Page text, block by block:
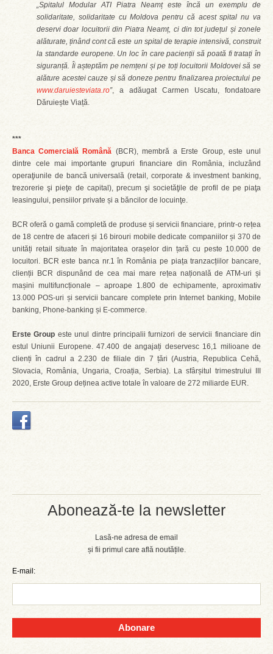
Abonează-te la newsletter
Lasă-ne adresa de email
și fii primul care află noutățile.
E-mail:
Abonare
„Spitalul Modular ATI Piatra Neamț este încă un exemplu de
solidaritate, solidaritate cu Moldova pentru că acest spital nu va
deservi doar locuitorii din Piatra Neamț, ci din tot județul și zonele
alăturate, ținând cont că este un spital de terapie intensivă, construit
la standarde europene. Un loc în care pacienții să poată fi tratați în
siguranță. Îi așteptăm pe nemțeni și pe toți locuitorii Moldovei să se
alăture acestei cauze și să doneze pentru finalizarea proiectului pe
www.daruiesteviata.ro”, a adăugat Carmen Uscatu, fondatoare
Dăruiește Viață.
***
Banca Comercială Română (BCR), membră a Erste Group, este unul
dintre cele mai importante grupuri financiare din România, incluzând
operaţiunile de bancă universală (retail, corporate & investment banking,
trezorerie şi pieţe de capital), precum şi societăţile de profil de pe piaţa
leasingului, pensiilor private și a băncilor de locuinţe.
BCR oferă o gamă completă de produse și servicii financiare, printr-o rețea
de 18 centre de afaceri și 16 birouri mobile dedicate companiilor și 370 de
unități retail situate în majoritatea orașelor din țară cu peste 10.000 de
locuitori. BCR este banca nr.1 în România pe piața tranzacțiilor bancare,
clienții BCR dispunând de cea mai mare rețea națională de ATM-uri și
mașini multifuncționale – aproape 1.800 de echipamente, aproximativ
13.000 POS-uri și servicii bancare complete prin Internet banking, Mobile
banking, Phone-banking și E-commerce.
Erste Group este unul dintre principalii furnizori de servicii financiare din
estul Uniunii Europene. 47.400 de angajați deservesc 16,1 milioane de
clienți în cadrul a 2.230 de filiale din 7 țări (Austria, Republica Cehă,
Slovacia, România, Ungaria, Croația, Serbia). La sfârșitul trimestrului III
2020, Erste Group deținea active totale în valoare de 272 miliarde EUR.